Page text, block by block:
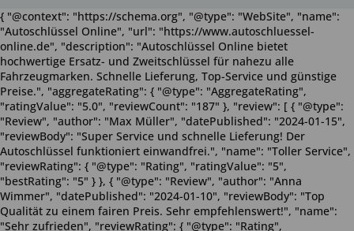
{ "@context": "https://schema.org", "@type": "WebSite", "name":
"Autoschlüssel Online", "url": "https://www.autoschluessel-
online.de", "description": "Autoschlüssel Online bietet
hochwertige Ersatz- und Zweitschlüssel für nahezu alle
Fahrzeugmarken. Schnelle Lieferung, Top-Service und günstige
Preise.", "aggregateRating": { "@type": "AggregateRating",
"ratingValue": "5.0", "reviewCount": "187" }, "review": [ { "@type":
"Review", "author": "Max Müller", "datePublished": "2024-01-15",
"reviewBody": "Super Service und schnelle Lieferung! Der
Autoschlüssel funktioniert einwandfrei.", "name": "Toller Service",
"reviewRating": { "@type": "Rating", "ratingValue": "5",
"bestRating": "5" } }, { "@type": "Review", "author": "Anna
Wimmer", "datePublished": "2024-01-10", "reviewBody": "Top
Qualität zu einem fairen Preis. Sehr empfehlenswert!", "name":
"Sehr zufrieden", "reviewRating": { "@type": "Rating",